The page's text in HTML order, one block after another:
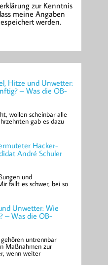
zur Kenntnis
meine Angaben
werden.
Hitze und Unwetter:
– Was die OB-
wollen scheinbar alle
gab es dazu
Hacker-
André Schuler
und
fällt es schwer, bei so
Unwetter: Wie
– Was die OB-
untrennbar
Maßnahmen zur
wenn weiter